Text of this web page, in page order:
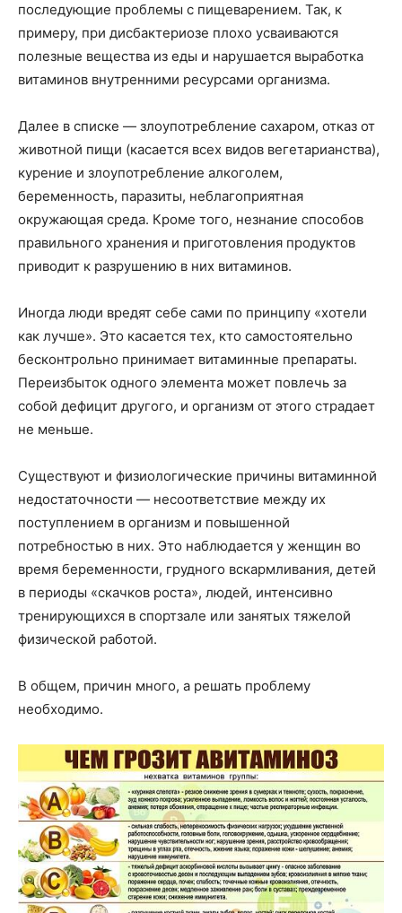
последующие проблемы с пищеварением. Так, к
примеру, при дисбактериозе плохо усваиваются
полезные вещества из еды и нарушается выработка
витаминов внутренними ресурсами организма.
Далее в списке — злоупотребление сахаром, отказ от
животной пищи (касается всех видов вегетарианства),
курение и злоупотребление алкоголем,
беременность, паразиты, неблагоприятная
окружающая среда. Кроме того, незнание способов
правильного хранения и приготовления продуктов
приводит к разрушению в них витаминов.
Иногда люди вредят себе сами по принципу «хотели
как лучше». Это касается тех, кто самостоятельно
бесконтрольно принимает витаминные препараты.
Переизбыток одного элемента может повлечь за
собой дефицит другого, и организм от этого страдает
не меньше.
Существуют и физиологические причины витаминной
недостаточности — несоответствие между их
поступлением в организм и повышенной
потребностью в них. Это наблюдается у женщин во
время беременности, грудного вскармливания, детей
в периоды «скачков роста», людей, интенсивно
тренирующихся в спортзале или занятых тяжелой
физической работой.
В общем, причин много, а решать проблему
необходимо.